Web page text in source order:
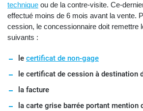
technique ou de la contre-visite. Ce-
effectué moins de 6 mois avant la vente.
cession, le concessionnaire doit remettre
suivants :
le certificat de non-gage
le certificat de cession à destination
la facture
la carte grise barrée portant mention